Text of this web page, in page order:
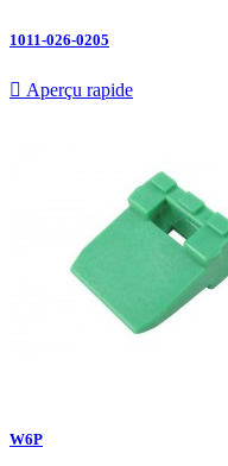
1011-026-0205
 Aperçu rapide
W6P